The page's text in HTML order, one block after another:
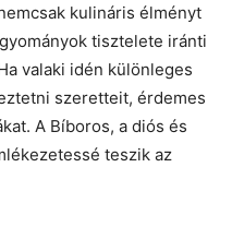
kulináris élményt
tisztelete iránti
valaki idén különleges
szeretteit, érdemes
A Bíboros, a diós és
teszik az